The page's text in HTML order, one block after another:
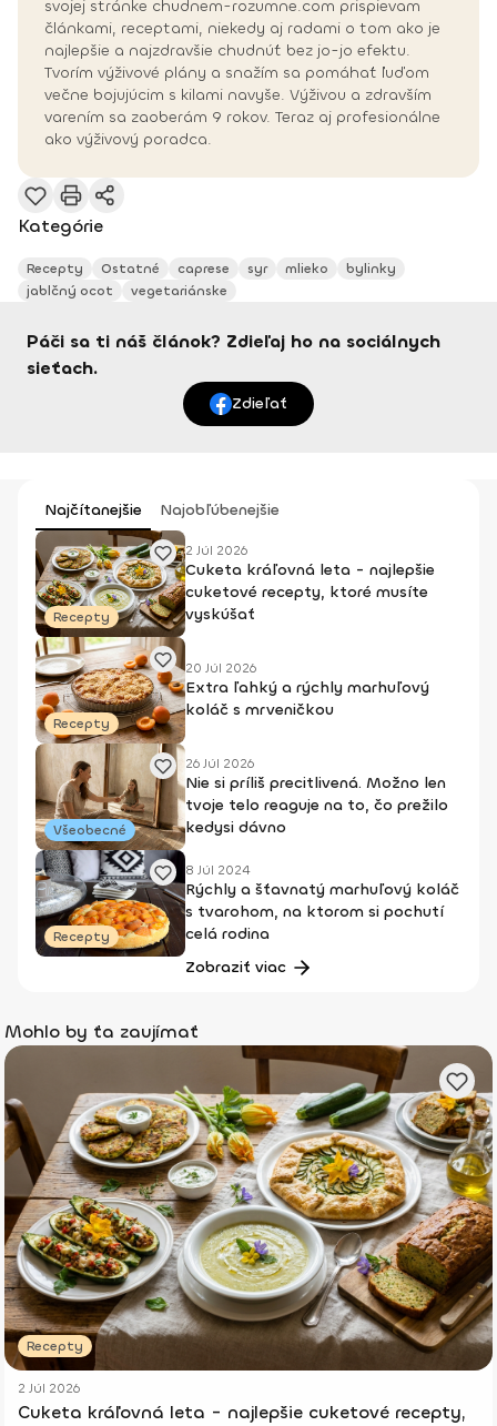
svojej stránke chudnem-rozumne.com prispievam
článkami, receptami, niekedy aj radami o tom ako je
najlepšie a najzdravšie chudnúť bez jo-jo efektu.
Tvorím výživové plány a snažím sa pomáhať ľuďom
večne bojujúcim s kilami navyše. Výživou a zdravším
varením sa zaoberám 9 rokov. Teraz aj profesionálne
ako výživový poradca.
Kategórie
Recepty Ostatné caprese syr mlieko
bylinky
jablčný ocot
vegetariánske
Páči sa ti náš článok? Zdieľaj ho na sociálnych
sieťach.
Zdieľať
Najčítanejšie Najobľúbenejšie
Recepty
2 Júl 2026
Cuketa kráľovná leta - najlepšie
cuketové recepty, ktoré musíte
vyskúšať
Recepty
20 Júl 2026
Extra ľahký a rýchly marhuľový
koláč s mrveničkou
Všeobecné
26 Júl 2026
Nie si príliš precitlivená. Možno len
tvoje telo reaguje na to, čo prežilo
kedysi dávno
Recepty
8 Júl 2024
Rýchly a šťavnatý marhuľový koláč
s tvarohom, na ktorom si pochutí
celá rodina
Zobraziť viac
Mohlo by ťa zaujímať
Recepty
2 Júl 2026
Cuketa kráľovná leta - najlepšie cuketové recepty,